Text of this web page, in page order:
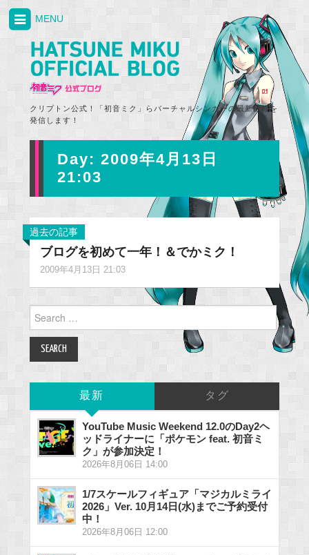
クリプトン公式！「初音ミク」らバーチャルシンガーの最新情報を
発信します！
MENU
Day: 2009年4月13日
21:03
過去の記事
ブログを初めて一年！＆でかミク！
2009年4月13日 21:03
Search
for:
最新 タグ
YouTube Music Weekend 12.0のDay2ヘ
ッドライナーに「ポケモン feat. 初音ミ
ク」が参加決定！
2026年8月06日 14:00
1/7スケールフィギュア「マジカルミライ
2026」Ver. 10月14日(水)までご予約受付
中！
2026年8月06日 12:00